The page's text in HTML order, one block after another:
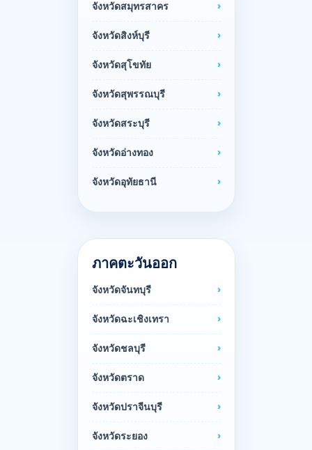
จังหวัดสมุทรสาคร
จังหวัดสิงห์บุรี
จังหวัดสุโขทัย
จังหวัดสุพรรณบุรี
จังหวัดสระบุรี
จังหวัดอ่างทอง
จังหวัดอุทัยธานี
ภาคตะวันออก
จังหวัดจันทบุรี
จังหวัดฉะเชิงเทรา
จังหวัดชลบุรี
จังหวัดตราด
จังหวัดปราจีนบุรี
จังหวัดระยอง